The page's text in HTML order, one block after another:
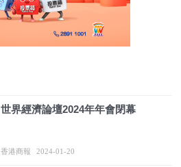
世界經濟論壇2024年年會閉幕
香港商報 2024-01-20